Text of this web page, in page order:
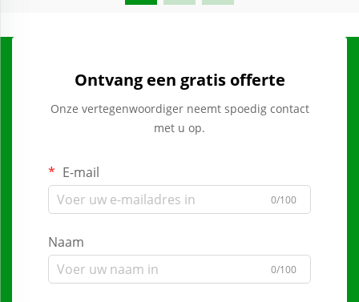
Ontvang een gratis offerte
Onze vertegenwoordiger neemt spoedig contact
met u op.
E-mail
0/100
Naam
0/100